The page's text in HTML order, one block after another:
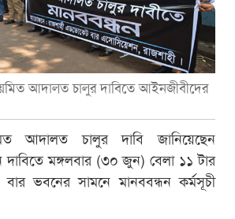
আদালত চালুর দাবিতে আইনজীবীদের
আদালত চালুর দাবি জানিয়েছেন
মঙ্গলবার (৩০ জুন) বেলা ১১ টার
ভবনের সামনে মানববন্ধন কর্মসূচী